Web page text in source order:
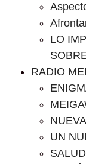
LO
RADIO
UN